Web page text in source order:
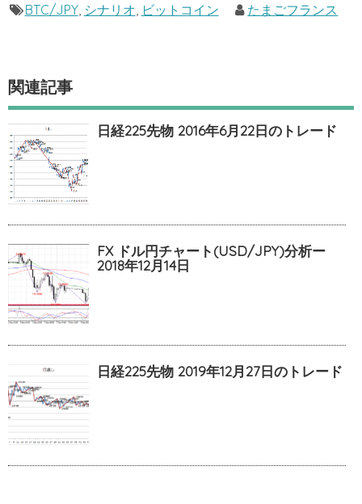
BTC/JPY, シナリオ ビットコイン たまごフランス
関連記事
日経225先物 2016年6月22日のトレード
FX ドル円チャート(USD/JPY)分析ー
2018年12月14日
日経225先物 2019年12月27日のトレード